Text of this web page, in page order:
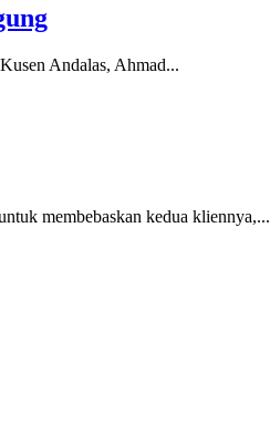
Andalas, Ahmad...
membebaskan kedua kliennya,...